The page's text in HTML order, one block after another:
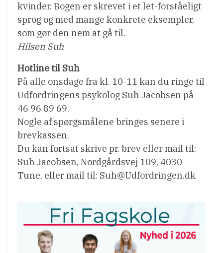
kvinder. Bogen er skrevet i et let-forståeligt
sprog og med mange konkrete eksempler,
som gør den nem at gå til.
Hilsen Suh
Hotline til Suh
På alle onsdage fra kl. 10-11 kan du ringe til
Udfordringens psykolog Suh Jacobsen på
46 96 89 69.
Nogle af spørgsmålene bringes senere i
brevkassen.
Du kan fortsat skrive pr. brev eller mail til:
Suh Jacobsen, Nordgårdsvej 109, 4030
Tune, eller mail til: Suh@Udfordringen.dk